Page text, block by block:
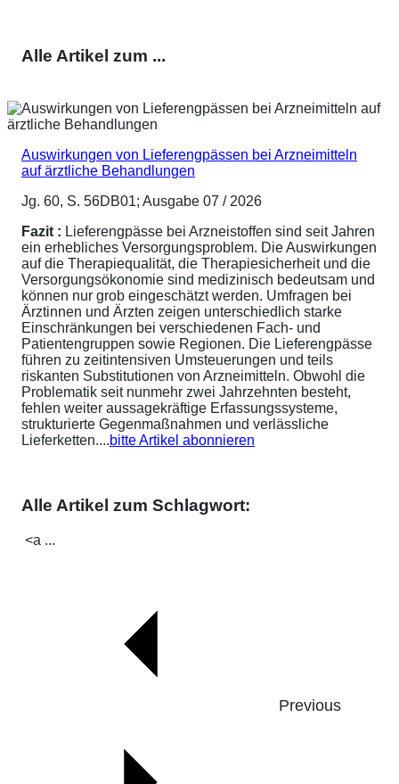
Alle Artikel zum ...
Auswirkungen von Lieferengpässen bei Arzneimitteln
auf ärztliche Behandlungen
Jg. 60, S. 56DB01; Ausgabe 07 / 2026
Fazit : Lieferengpässe bei Arzneistoffen sind seit Jahren
ein erhebliches Versorgungsproblem. Die Auswirkungen
auf die Therapiequalität, die Therapiesicherheit und die
Versorgungsökonomie sind medizinisch bedeutsam und
können nur grob eingeschätzt werden. Umfragen bei
Ärztinnen und Ärzten zeigen unterschiedlich starke
Einschränkungen bei verschiedenen Fach- und
Patientengruppen sowie Regionen. Die Lieferengpässe
führen zu zeitintensiven Umsteuerungen und teils
riskanten Substitutionen von Arzneimitteln. Obwohl die
Problematik seit nunmehr zwei Jahrzehnten besteht,
fehlen weiter aussagekräftige Erfassungssysteme,
strukturierte Gegenmaßnahmen und verlässliche
Lieferketten....bitte Artikel abonnieren
Alle Artikel zum Schlagwort:
<a ...
Previous